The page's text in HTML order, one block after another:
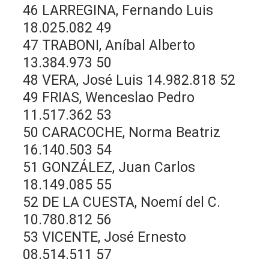
46 LARREGINA, Fernando Luis
18.025.082 49
47 TRABONI, Aníbal Alberto
13.384.973 50
48 VERA, José Luis 14.982.818 52
49 FRIAS, Wenceslao Pedro
11.517.362 53
50 CARACOCHE, Norma Beatriz
16.140.503 54
51 GONZÁLEZ, Juan Carlos
18.149.085 55
52 DE LA CUESTA, Noemí del C.
10.780.812 56
53 VICENTE, José Ernesto
08.514.511 57